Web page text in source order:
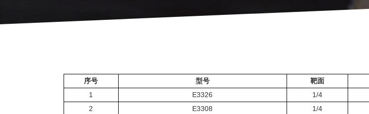
序号 型号 靶面
1
E3326 1/4
2
E3308 1/4